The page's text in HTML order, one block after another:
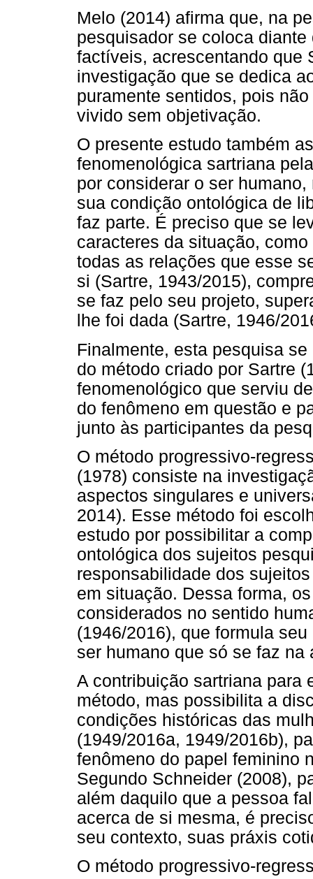
Melo (2014) afirma que, na
pesquisador se coloca
factíveis, acrescentando que
investigação que se dedica
puramente sentidos, pois
vivido sem objetivação.
O presente estudo também
fenomenológica sartriana
por considerar o ser
sua condição ontológica de
faz parte. É preciso que se
caracteres da situação,
todas as relações que esse
si (Sartre, 1943/2015),
se faz pelo seu projeto,
lhe foi dada (Sartre, 1946/
Finalmente, esta pesquisa
do método criado por Sartre
fenomenológico que serviu
do fenômeno em questão e
junto às participantes da
O método progressivo-
(1978) consiste na
aspectos singulares e
2014). Esse método foi
estudo por possibilitar a
ontológica dos sujeitos
responsabilidade dos
em situação. Dessa forma,
considerados no sentido
(1946/2016), que formula
ser humano que só se faz na
A contribuição sartriana para
método, mas possibilita a
condições históricas das
(1949/2016a, 1949/2016b),
fenômeno do papel feminino
Segundo Schneider (2008),
além daquilo que a pessoa
acerca de si mesma, é
seu contexto, suas práxis
O método progressivo-